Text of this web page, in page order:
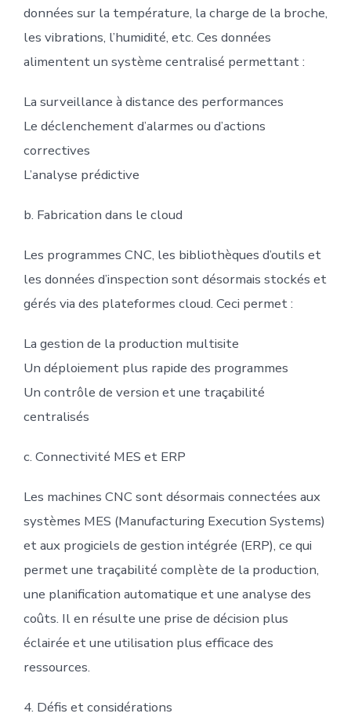
données sur la température, la charge de la broche,
les vibrations, l’humidité, etc. Ces données
alimentent un système centralisé permettant :
La surveillance à distance des performances
Le déclenchement d’alarmes ou d’actions
correctives
L’analyse prédictive
b. Fabrication dans le cloud
Les programmes CNC, les bibliothèques d’outils et
les données d’inspection sont désormais stockés et
gérés via des plateformes cloud. Ceci permet :
La gestion de la production multisite
Un déploiement plus rapide des programmes
Un contrôle de version et une traçabilité
centralisés
c. Connectivité MES et ERP
Les machines CNC sont désormais connectées aux
systèmes MES (Manufacturing Execution Systems)
et aux progiciels de gestion intégrée (ERP), ce qui
permet une traçabilité complète de la production,
une planification automatique et une analyse des
coûts. Il en résulte une prise de décision plus
éclairée et une utilisation plus efficace des
ressources.
4. Défis et considérations